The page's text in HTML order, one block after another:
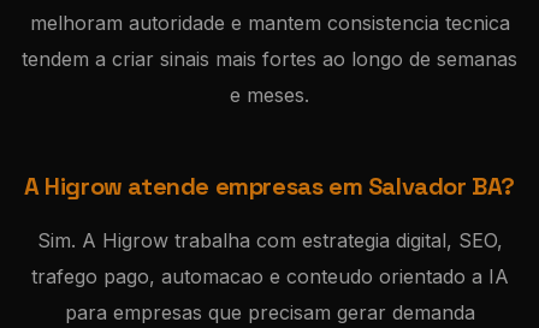
melhoram autoridade e mantem consistencia tecnica
tendem a criar sinais mais fortes ao longo de semanas
e meses.
A Higrow atende empresas em Salvador BA?
Sim. A Higrow trabalha com estrategia digital, SEO,
trafego pago, automacao e conteudo orientado a IA
para empresas que precisam gerar demanda